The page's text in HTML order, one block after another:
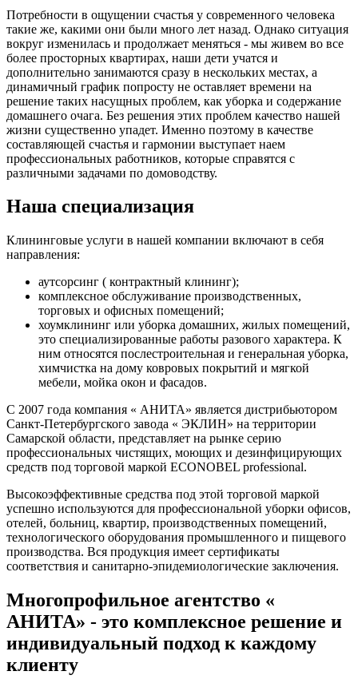
Потребности в ощущении счастья у современного человека
такие же, какими они были много лет назад. Однако ситуация
вокруг изменилась и продолжает меняться - мы живем во все
более просторных квартирах, наши дети учатся и
дополнительно занимаются сразу в нескольких местах, а
динамичный график попросту не оставляет времени на
решение таких насущных проблем, как уборка и содержание
домашнего очага. Без решения этих проблем качество нашей
жизни существенно упадет. Именно поэтому в качестве
составляющей счастья и гармонии выступает наем
профессиональных работников, которые справятся с
различными задачами по домоводству.
Наша специализация
Клининговые услуги в нашей компании включают в себя
направления:
аутсорсинг ( контрактный клининг);
комплексное обслуживание производственных,
торговых и офисных помещений;
хоумклининг или уборка домашних, жилых помещений,
это специализированные работы разового характера. К
ним относятся послестроительная и генеральная уборка,
химчистка на дому ковровых покрытий и мягкой
мебели, мойка окон и фасадов.
С 2007 года компания « АНИТА» является дистрибьютором
Санкт-Петербургского завода « ЭКЛИН» на территории
Самарской области, представляет на рынке серию
профессиональных чистящих, моющих и дезинфицирующих
средств под торговой маркой ECONOBEL professional.
Высокоэффективные средства под этой торговой маркой
успешно используются для профессиональной уборки офисов,
отелей, больниц, квартир, производственных помещений,
технологического оборудования промышленного и пищевого
производства. Вся продукция имеет сертификаты
соответствия и санитарно-эпидемиологические заключения.
Многопрофильное агентство «
АНИТА» - это комплексное решение и
индивидуальный подход к каждому
клиенту